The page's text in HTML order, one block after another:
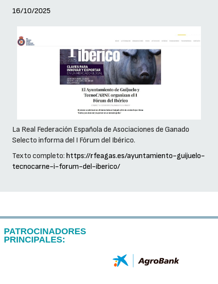
16/10/2025
La Real Federación Española de Asociaciones de Ganado
Selecto informa del I Fórum del Ibérico.
Texto completo: https://rfeagas.es/ayuntamiento-guijuelo-
tecnocarne-i-forum-del-iberico/
PATROCINADORES
PRINCIPALES: